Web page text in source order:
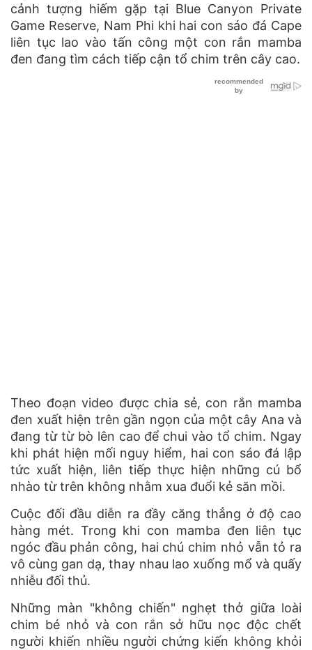
cảnh tượng hiếm gặp tại Blue Canyon Private
Game Reserve, Nam Phi khi hai con sáo đá Cape
liên tục lao vào tấn công một con rắn mamba
đen đang tìm cách tiếp cận tổ chim trên cây cao.
Theo đoạn video được chia sẻ, con rắn mamba
đen xuất hiện trên gần ngọn của một cây Ana và
đang từ từ bò lên cao để chui vào tổ chim. Ngay
khi phát hiện mối nguy hiểm, hai con sáo đá lập
tức xuất hiện, liên tiếp thực hiện những cú bổ
nhào từ trên không nhằm xua đuổi kẻ săn mồi.
Cuộc đối đầu diễn ra đầy căng thẳng ở độ cao
hàng mét. Trong khi con mamba đen liên tục
ngóc đầu phản công, hai chú chim nhỏ vẫn tỏ ra
vô cùng gan dạ, thay nhau lao xuống mổ và quấy
nhiễu đối thủ.
Những màn "không chiến" nghẹt thở giữa loài
chim bé nhỏ và con rắn sở hữu nọc độc chết
người khiến nhiều người chứng kiến không khỏi